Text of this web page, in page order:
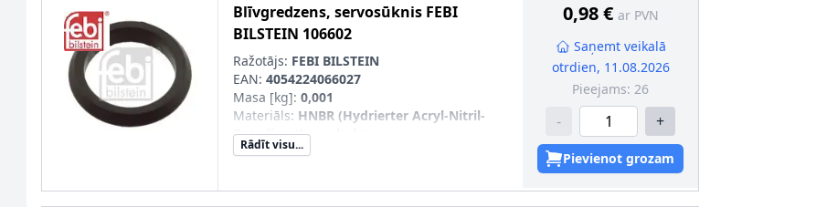
Blīvgredzens, servosūknis FEBI
BILSTEIN 106602
Ražotājs: FEBI BILSTEIN
EAN: 4054224066027
Masa [kg]: 0,001
Materiāls: HNBR (Hydrierter Acryl-Nitril-
Butadien-Kautschuk)
Rādīt visu...
0,98 € ar PVN
Saņemt veikalā
otrdien, 11.08.2026
Pieejams: 26
- +
Pievienot grozam